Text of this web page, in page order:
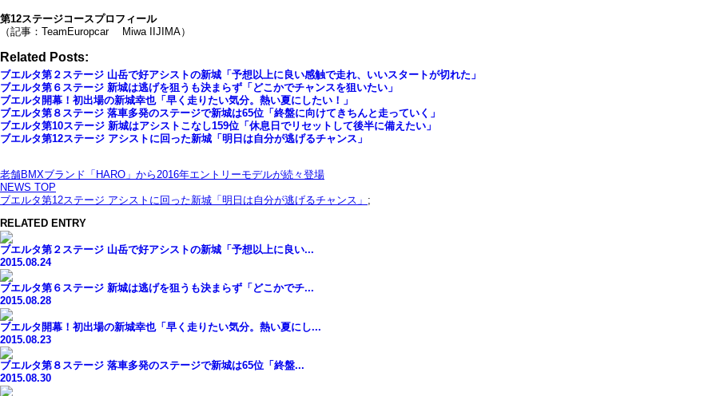
第12ステージコースプロフィール
（記事：TeamEuropcar Miwa IIJIMA）
Related Posts:
ブエルタ第２ステージ 山岳で好アシストの新城「予想以上に良い感触で走れ、いいスタートが切れた」
ブエルタ第６ステージ 新城は逃げを狙うも決まらず「どこかでチャンスを狙いたい」
ブエルタ開幕！初出場の新城幸也「早く走りたい気分。熱い夏にしたい！」
ブエルタ第８ステージ 落車多発のステージで新城は65位「終盤に向けてきちんと走っていく」
ブエルタ第10ステージ 新城はアシストこなし159位「休息日でリセットして後半に備えたい」
ブエルタ第12ステージ アシストに回った新城「明日は自分が逃げるチャンス」
老舗BMXブランド「HARO」から2016年エントリーモデルが続々登場
NEWS TOP
ブエルタ第12ステージ アシストに回った新城「明日は自分が逃げるチャンス」 ;
RELATED ENTRY
ブエルタ第２ステージ 山岳で好アシストの新城「予想以上に良い...
2015.08.24
ブエルタ第６ステージ 新城は逃げを狙うも決まらず「どこかでチ...
2015.08.28
ブエルタ開幕！初出場の新城幸也「早く走りたい気分。熱い夏にし...
2015.08.23
ブエルタ第８ステージ 落車多発のステージで新城は65位「終盤...
2015.08.30